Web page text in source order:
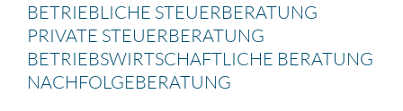
BETRIEB­LICHE STEUER­BE­RA­TUNG
PRIVATE STEUER­BE­RA­TUNG
BETRIEBS­WIRT­SCHAFT­LICHE BERATUNG
NACHFOL­GE­BE­RA­TUNG